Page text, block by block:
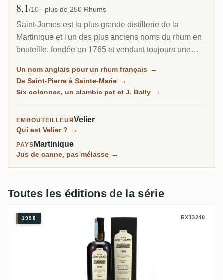
Note moyenne
8,1/10 plus de 250 Rhums
Saint-James est la plus grande distillerie de la
Martinique et l'un des plus anciens noms du rhum en
bouteille, fondée en 1765 et vendant toujours une
grand stock de rhum vieux des Antilles françaises,
martiniquais les plus aimés sur RumX.
Un nom anglais pour un rhum français →
De Saint-Pierre à Sainte-Marie →
Six colonnes, un alambic pot et J. Bally →
EMBOUTEILLEURVelier
Qui est Velier ? →
PAYS Martinique
Jus de canne, pas mélasse →
Toutes les éditions de la série
Velier Saint James Sélection exclusive
1998 RX13240